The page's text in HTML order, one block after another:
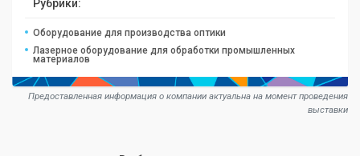
Рубрики:
Оборудование для производства оптики
Лазерное оборудование для обработки промышленных
материалов
Предоставленная информация о компании актуальна на момент проведения
выставки